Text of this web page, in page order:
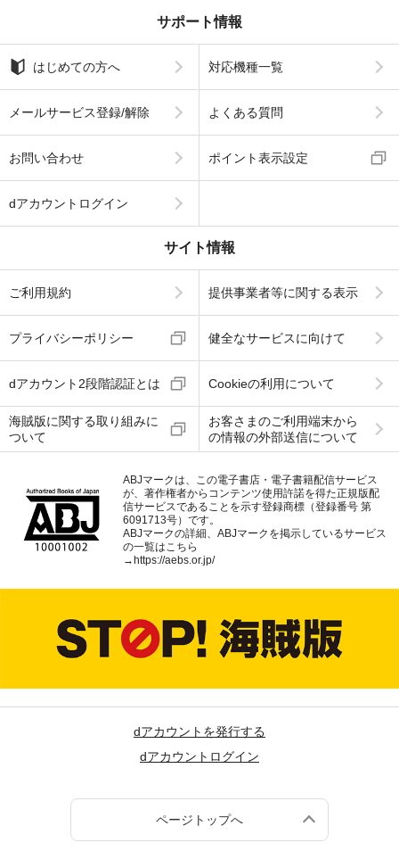
サポート情報
はじめての方へ 対応機種一覧
メールサービス登録/解除 よくある質問
お問い合わせ ポイント表示設定
dアカウントログイン
サイト情報
ご利用規約 提供事業者等に関する表示
プライバシーポリシー 健全なサービスに向けて
dアカウント2段階認証とは Cookieの利用について
海賊版に関する取り組みに
ついて
お客さまのご利用端末から
の情報の外部送信について
ABJマークは、この電子書店・電子書籍配信サービス
が、著作権者からコンテンツ使用許諾を得た正規版配
信サービスであることを示す登録商標（登録番号 第
6091713号）です。
ABJマークの詳細、ABJマークを掲示しているサービス
の一覧はこちら
→https://aebs.or.jp/
dアカウントを発行する
dアカウントログイン
ページトップへ